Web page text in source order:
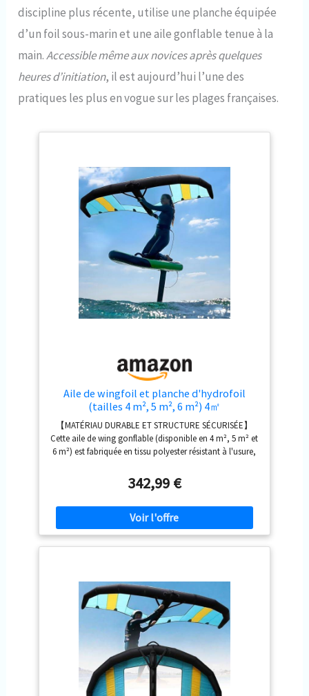
discipline plus récente, utilise une planche équipée
d’un foil sous-marin et une aile gonflable tenue à la
main.Accessible même aux novices après quelques
heures d’initiation, il est aujourd’hui l’une des
pratiques les plus en vogue sur les plages françaises.
Aile de wingfoil et planche d'hydrofoil
(tailles 4 m², 5 m², 6 m²) 4㎡
【MATÉRIAU DURABLE ET STRUCTURE SÉCURISÉE】
Cette aile de wing gonflable (disponible en 4 m², 5 m² et
6 m²) est fabriquée en tissu polyester résistant à l'usure,
conditions extérieures difficiles. Elle est dotée de deux
chambres à air indépendantes avec valves étanches
pour une flottabilité fiable. 【PRISE EN MAIN
ERGONOMIQUE ET VISIBILITÉ CLAIRE】Équipée d'une
fenêtre transparente, cette aile dispose d'une poignée
dégagée pour surveiller les conditions météorologiques.
【PERFORMANCES OPTIMALES POUR DIVERS
USAGES】Conçue pour le wingfoil et le hydrofoil (en
tailles 4, 5 ou 6 m²), cette aile capte efficacement le vent
pour le transformer en une propulsion constante vers
l'avant, s'adaptant ainsi à diverses conditions de vent et
aux différents niveaux de compétence des utilisateurs.
【INSTALLATION RAPIDE ET RANGEMENT FACILE】Cette
aile gonflable se gonfle rapidement grâce à la pompe
342,99 €